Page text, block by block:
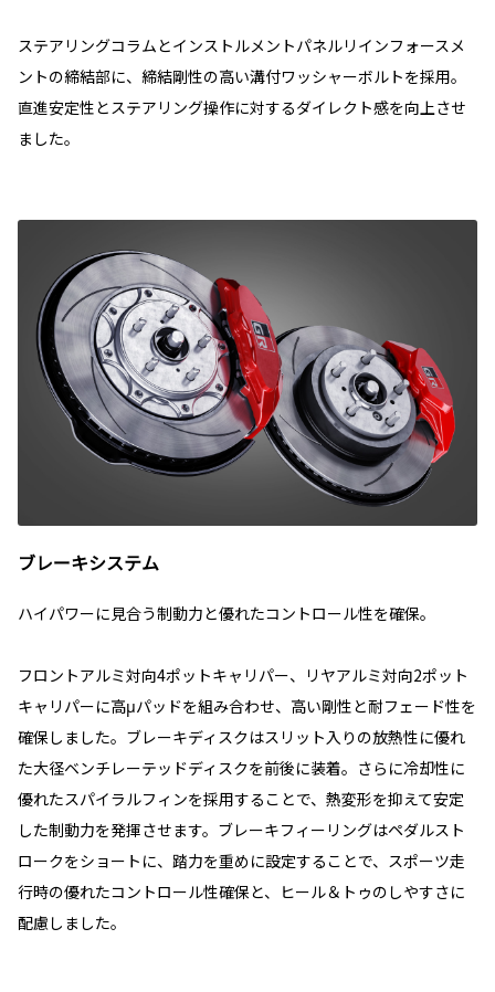
ステアリングコラムとインストルメントパネルリインフォースメ
ントの締結部に、締結剛性の高い溝付ワッシャーボルトを採用。
直進安定性とステアリング操作に対するダイレクト感を向上させ
ました。
ブレーキシステム
ハイパワーに見合う制動力と優れたコントロール性を確保。
フロントアルミ対向4ポットキャリパー、リヤアルミ対向2ポット
キャリパーに高μパッドを組み合わせ、高い剛性と耐フェード性を
確保しました。ブレーキディスクはスリット入りの放熱性に優れ
た大径ベンチレーテッドディスクを前後に装着。さらに冷却性に
優れたスパイラルフィンを採用することで、熱変形を抑えて安定
した制動力を発揮させます。ブレーキフィーリングはペダルスト
ロークをショートに、踏力を重めに設定することで、スポーツ走
行時の優れたコントロール性確保と、ヒール＆トゥのしやすさに
配慮しました。